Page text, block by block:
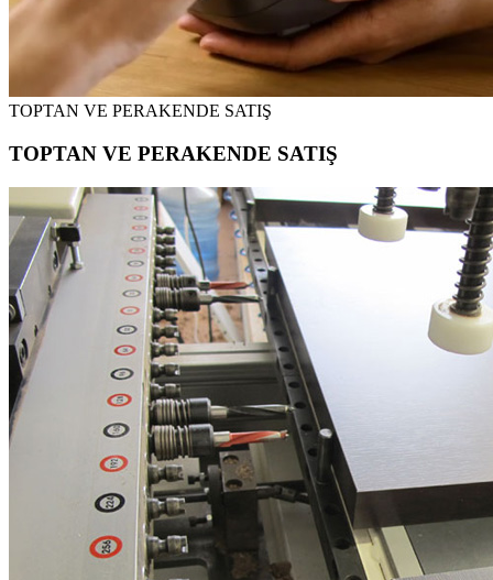
TOPTAN VE PERAKENDE SATIŞ
TOPTAN VE PERAKENDE SATIŞ